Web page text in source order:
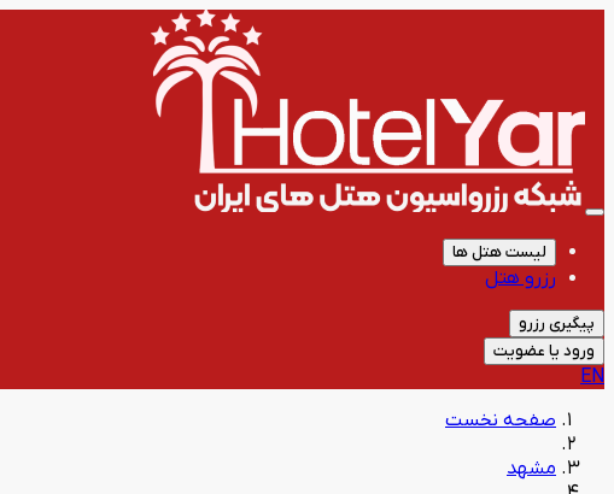
لیست هتل ها
رزرو هتل
پیگیری رزرو
ورود یا عضویت
EN
صفحه نخست
مشهد